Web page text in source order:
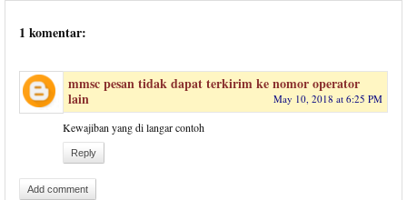
1 komentar:
mmsc pesan tidak dapat terkirim ke nomor operator
lain
May 10, 2018 at 6:25 PM
Kewajiban yang di langar contoh
Reply
Add comment